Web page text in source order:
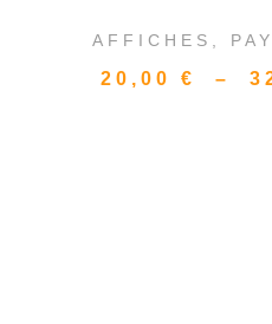
AFFICHES
20,00€ –